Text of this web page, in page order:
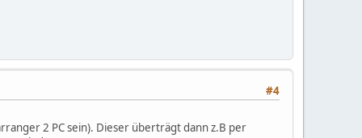
#4
2 PC sein). Dieser überträgt dann z.B per